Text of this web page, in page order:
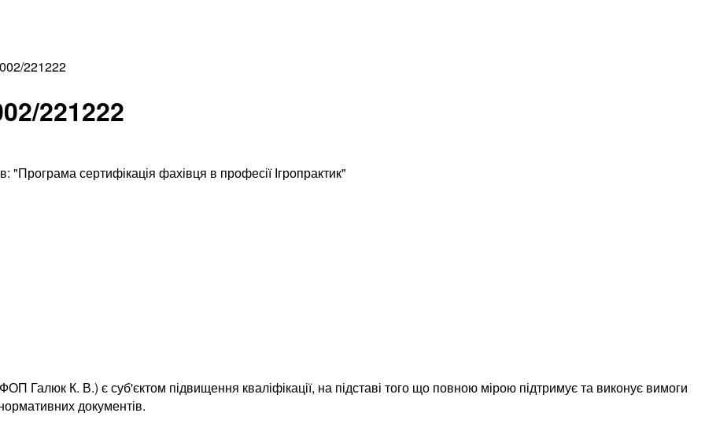
221222
221222
"Програма сертифікація фахівця в професії Ігропрактик"
Галюк К. В.) є суб'єктом підвищення кваліфікації, на підставі того що повною мірою підтримує та виконує вимоги
документів.